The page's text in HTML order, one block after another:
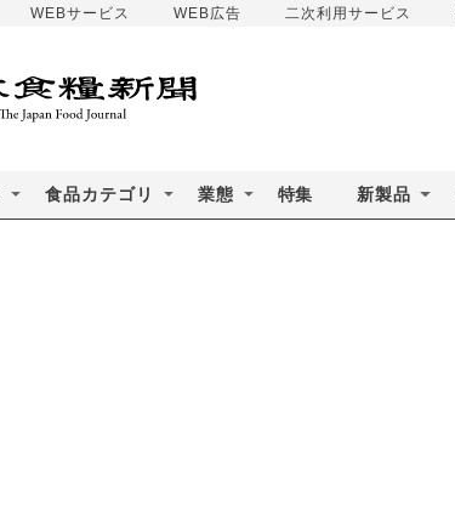
WEBサービス WEB広告 二次利用サービス
食品カテゴリ 業態 特集 新製品